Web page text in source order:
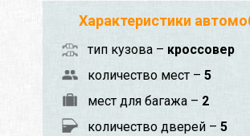
Характеристики
тип кузова – кроссовер
количество мест – 5
мест для багажа – 2
количество дверей – 5